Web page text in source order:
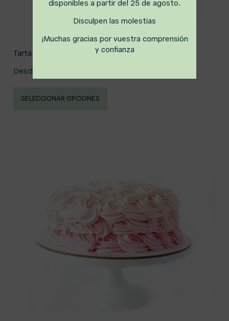
Tarta Smash Uno
Desde
SELECCIONAR OPCIONES
disponibles a partir del 25 de agosto.
Disculpen las molestias
¡Muchas gracias por vuestra comprensión
y confianza